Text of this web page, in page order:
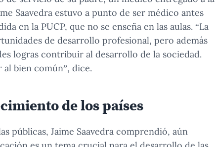
Saavedra estuvo a punto de ser médico antes
en la PUCP, que no se enseña en las aulas. “La
de desarrollo profesional, pero además
logras contribuir al desarrollo de la sociedad.
bien común”, dice.
de los países
públicas, Jaime Saavedra comprendió, aún